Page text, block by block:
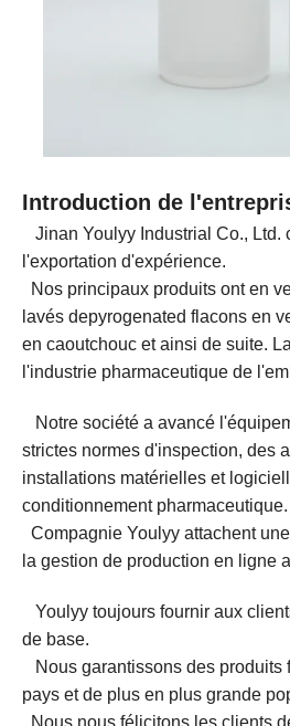
Introduction de
Jinan Youlyy Industrial Co., Ltd.
l'exportation d'expérience.
Nos principaux produits ont en
lavés depyrogenated flacons en
en caoutchouc et ainsi de suite.
l'industrie pharmaceutique de
Notre société a avancé
strictes normes d'inspection, des
installations matérielles et
conditionnement pharmaceutique.
Compagnie Youlyy attachent
la gestion de production en ligne
Youlyy toujours fournir aux
de base.
Nous garantissons des produits
pays et de plus en plus grande
Nous nous félicitons les clients